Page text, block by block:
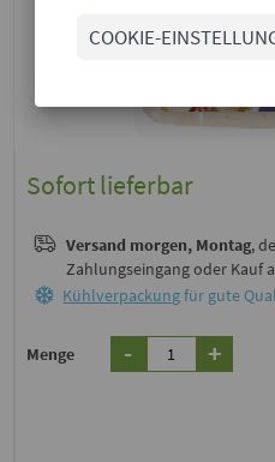
Sofort lieferbar
Versand morgen, Montag,
Zahlungseingang oder Kauf
Kühlverpackungfür gute
Menge - +
COOKIE-